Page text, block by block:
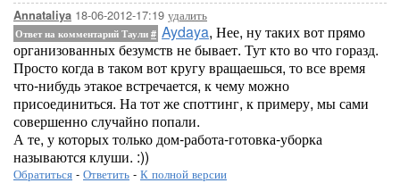
Annataliya 18-06-2012-17:19 удалить
Ответ на комментарий Таули # Aydaya, Нее, ну таких вот прямо
организованных безумств не бывает. Тут кто во что горазд.
Просто когда в таком вот кругу вращаешься, то все время
что-нибудь этакое встречается, к чему можно
присоединиться. На тот же споттинг, к примеру, мы сами
совершенно случайно попали.
А те, у которых только дом-работа-готовка-уборка
называются клуши. :))
Обратиться - Ответить - К полной версии